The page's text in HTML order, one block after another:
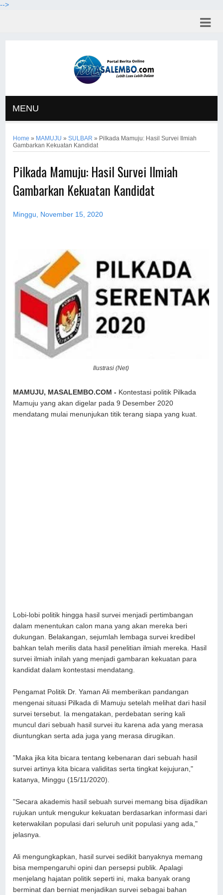
-->
MENU
Home » MAMUJU »SULBAR » Pilkada Mamuju: Hasil Survei Ilmiah
Gambarkan Kekuatan Kandidat
Pilkada Mamuju: Hasil Survei Ilmiah
Gambarkan Kekuatan Kandidat
Minggu, November 15, 2020
Ilustrasi (Net)
MAMUJU, MASALEMBO.COM - Kontestasi politik Pilkada
Mamuju yang akan digelar pada 9 Desember 2020
mendatang mulai menunjukan titik terang siapa yang kuat.
Lobi-lobi politik hingga hasil survei menjadi pertimbangan
dalam menentukan calon mana yang akan mereka beri
dukungan. Belakangan, sejumlah lembaga survei kredibel
bahkan telah merilis data hasil penelitian ilmiah mereka. Hasil
survei ilmiah inilah yang menjadi gambaran kekuatan para
kandidat dalam kontestasi mendatang.
Pengamat Politik Dr. Yaman Ali memberikan pandangan
mengenai situasi Pilkada di Mamuju setelah melihat dari hasil
survei tersebut. Ia mengatakan, perdebatan sering kali
muncul dari sebuah hasil survei itu karena ada yang merasa
diuntungkan serta ada juga yang merasa dirugikan.
"Maka jika kita bicara tentang kebenaran dari sebuah hasil
survei artinya kita bicara validitas serta tingkat kejujuran,"
katanya, Minggu (15/11/2020).
"Secara akademis hasil sebuah survei memang bisa dijadikan
rujukan untuk mengukur kekuatan berdasarkan informasi dari
keterwakilan populasi dari seluruh unit populasi yang ada,"
jelasnya.
Ali mengungkapkan, hasil survei sedikit banyaknya memang
bisa mempengaruhi opini dan persepsi publik. Apalagi
menjelang hajatan politik seperti ini, maka banyak orang
berminat dan berniat menjadikan survei sebagai bahan